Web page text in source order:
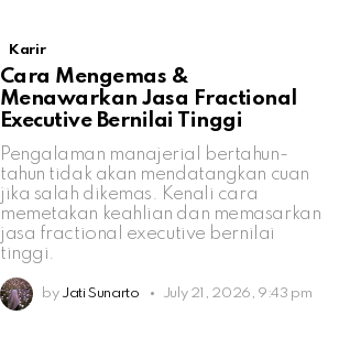
Karir
Cara Mengemas &
Menawarkan Jasa Fractional
Executive Bernilai Tinggi
Pengalaman manajerial bertahun-
tahun tidak akan mendatangkan cuan
jika salah dikemas. Kenali cara
memetakan keahlian dan memasarkan
jasa fractional executive bernilai
tinggi.
by Jati Sunarto July 21, 2026, 9:43 pm